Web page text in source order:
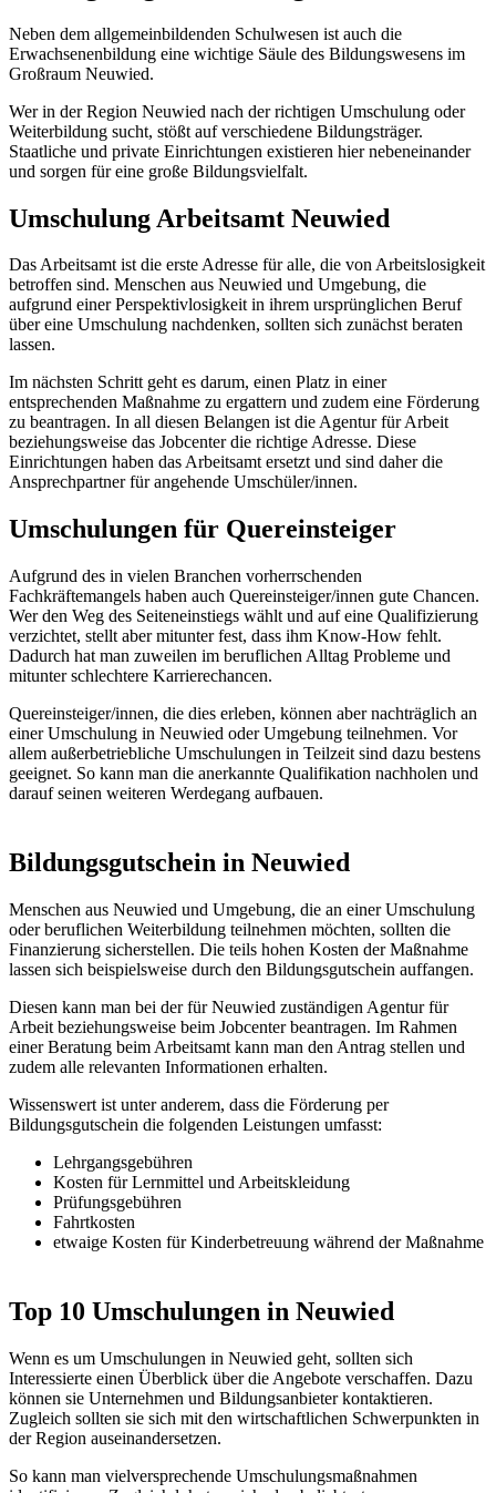
Neben dem allgemeinbildenden Schulwesen ist auch die
Erwachsenenbildung eine wichtige Säule des Bildungswesens im
Großraum Neuwied.
Wer in der Region Neuwied nach der richtigen Umschulung oder
Weiterbildung sucht, stößt auf verschiedene Bildungsträger.
Staatliche und private Einrichtungen existieren hier nebeneinander
und sorgen für eine große Bildungsvielfalt.
Umschulung Arbeitsamt Neuwied
Das Arbeitsamt ist die erste Adresse für alle, die von Arbeitslosigkeit
betroffen sind. Menschen aus Neuwied und Umgebung, die
aufgrund einer Perspektivlosigkeit in ihrem ursprünglichen Beruf
über eine Umschulung nachdenken, sollten sich zunächst beraten
lassen.
Im nächsten Schritt geht es darum, einen Platz in einer
entsprechenden Maßnahme zu ergattern und zudem eine Förderung
zu beantragen. In all diesen Belangen ist die Agentur für Arbeit
beziehungsweise das Jobcenter die richtige Adresse. Diese
Einrichtungen haben das Arbeitsamt ersetzt und sind daher die
Ansprechpartner für angehende Umschüler/innen.
Umschulungen für Quereinsteiger
Aufgrund des in vielen Branchen vorherrschenden
Fachkräftemangels haben auch Quereinsteiger/innen gute Chancen.
Wer den Weg des Seiteneinstiegs wählt und auf eine Qualifizierung
verzichtet, stellt aber mitunter fest, dass ihm Know-How fehlt.
Dadurch hat man zuweilen im beruflichen Alltag Probleme und
mitunter schlechtere Karrierechancen.
Quereinsteiger/innen, die dies erleben, können aber nachträglich an
einer Umschulung in Neuwied oder Umgebung teilnehmen. Vor
allem außerbetriebliche Umschulungen in Teilzeit sind dazu bestens
geeignet. So kann man die anerkannte Qualifikation nachholen und
darauf seinen weiteren Werdegang aufbauen.
Bildungsgutschein in Neuwied
Menschen aus Neuwied und Umgebung, die an einer Umschulung
oder beruflichen Weiterbildung teilnehmen möchten, sollten die
Finanzierung sicherstellen. Die teils hohen Kosten der Maßnahme
lassen sich beispielsweise durch den Bildungsgutschein auffangen.
Diesen kann man bei der für Neuwied zuständigen Agentur für
Arbeit beziehungsweise beim Jobcenter beantragen. Im Rahmen
einer Beratung beim Arbeitsamt kann man den Antrag stellen und
zudem alle relevanten Informationen erhalten.
Wissenswert ist unter anderem, dass die Förderung per
Bildungsgutschein die folgenden Leistungen umfasst:
Lehrgangsgebühren
Kosten für Lernmittel und Arbeitskleidung
Prüfungsgebühren
Fahrtkosten
etwaige Kosten für Kinderbetreuung während der Maßnahme
Top 10 Umschulungen in Neuwied
Wenn es um Umschulungen in Neuwied geht, sollten sich
Interessierte einen Überblick über die Angebote verschaffen. Dazu
können sie Unternehmen und Bildungsanbieter kontaktieren.
Zugleich sollten sie sich mit den wirtschaftlichen Schwerpunkten in
der Region auseinandersetzen.
So kann man vielversprechende Umschulungsmaßnahmen